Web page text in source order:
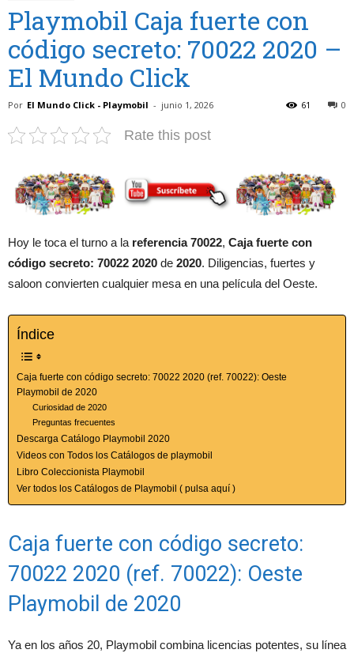
Playmobil Caja fuerte con
código secreto: 70022 2020 –
El Mundo Click
Por El Mundo Click - Playmobil - junio 1, 2026 0
61
Rate this post
Hoy le toca el turno a la referencia 70022, Caja fuerte con
código secreto: 70022 2020 de 2020. Diligencias, fuertes y
saloon convierten cualquier mesa en una película del Oeste.
Índice
Caja fuerte con código secreto: 70022 2020 (ref. 70022): Oeste
Playmobil de 2020
Curiosidad de 2020
Preguntas frecuentes
Descarga Catálogo Playmobil 2020
Videos con Todos los Catálogos de playmobil
Libro Coleccionista Playmobil
Ver todos los Catálogos de Playmobil ( pulsa aquí )
Caja fuerte con código secreto:
70022 2020 (ref. 70022): Oeste
Playmobil de 2020
Ya en los años 20, Playmobil combina licencias potentes, su línea